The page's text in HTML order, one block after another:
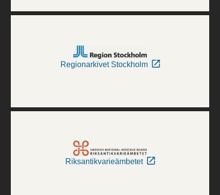
Regionarkivet Stockholm
Riksantikvarieämbetet